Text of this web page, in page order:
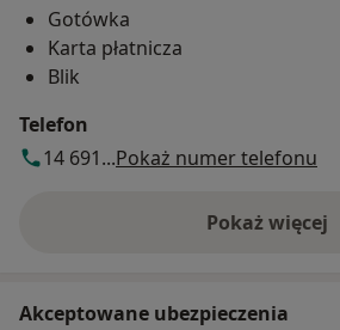
Gotówka
Karta płatnicza
Blik
Telefon
14 691...Pokaż numer telefonu
Pokaż więcej
o adresie
Akceptowane ubezpieczenia